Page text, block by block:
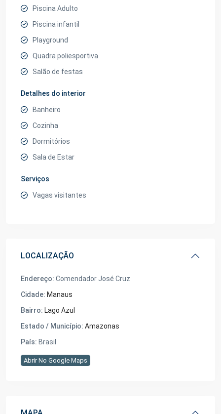
Piscina Adulto
Piscina infantil
Playground
Quadra poliesportiva
Salão de festas
Detalhes do interior
Banheiro
Cozinha
Dormitórios
Sala de Estar
Serviços
Vagas visitantes
LOCALIZAÇÃO
Endereço: Comendador José Cruz
Cidade: Manaus
Bairro: Lago Azul
Estado / Município: Amazonas
País: Brasil
Abrir No Google Maps